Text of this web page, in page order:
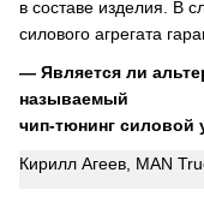
в составе изделия. В
силового агрегата
— Является ли
называемый
чип-тюнинг силовой
Кирилл Агеев, MAN